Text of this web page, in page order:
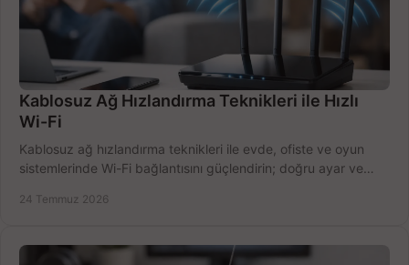
Kablosuz Ağ Hızlandırma Teknikleri ile Hızlı
Wi-Fi
Kablosuz ağ hızlandırma teknikleri ile evde, ofiste ve oyun
sistemlerinde Wi-Fi bağlantısını güçlendirin; doğru ayar ve
24 Temmuz 2026